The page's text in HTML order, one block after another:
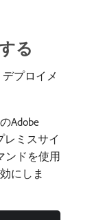
る
プロイメ
Adobe
レミスサイ
ンドを使用
にしま